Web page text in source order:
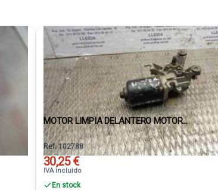
MOTOR LIMPIA DELANTERO MOTOR...
Ref. 102788
30,25 €
IVA incluido
En stock